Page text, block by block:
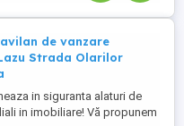
de vanzare
Strada Olarilor
in siguranta alaturi de
in imobiliare! Vă propunem